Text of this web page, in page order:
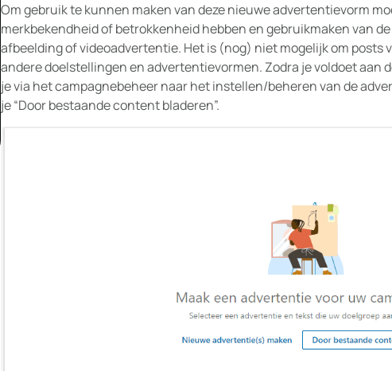
Om gebruik te kunnen maken van deze nieuwe advertentievorm
merkbekendheid of betrokkenheid hebben en gebruikmaken van
afbeelding of videoadvertentie. Het is (nog) niet mogelijk om posts
andere doelstellingen en advertentievormen. Zodra je voldoet aan
je via het campagnebeheer naar het instellen/beheren van de
je “Door bestaande content bladeren”.